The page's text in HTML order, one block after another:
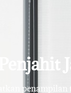
Penjahit